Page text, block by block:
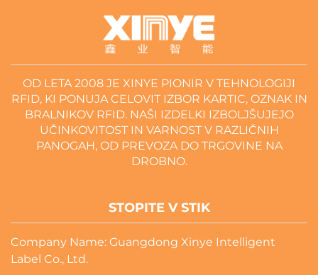
OD LETA 2008 JE XINYE PIONIR V TEHNOLOGIJI
RFID, KI PONUJA CELOVIT IZBOR KARTIC, OZNAK IN
BRALNIKOV RFID. NAŠI IZDELKI IZBOLJŠUJEJO
UČINKOVITOST IN VARNOST V RAZLIČNIH
PANOGAH, OD PREVOZA DO TRGOVINE NA
DROBNO.
STOPITE V STIK
Company Name: Guangdong Xinye Intelligent
Label Co., Ltd.